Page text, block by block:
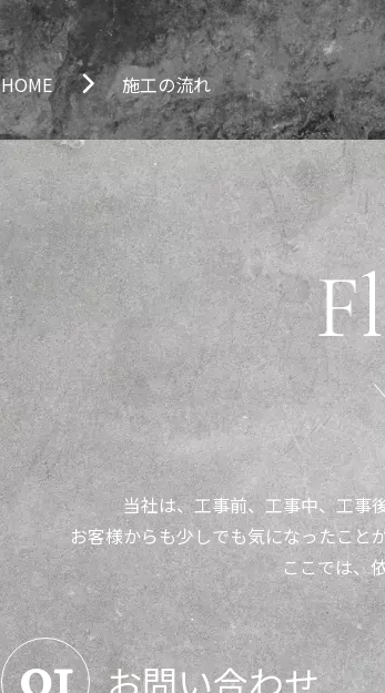
HOME 施工の流れ
Fl
当社は、工事前、工事中、工事
お客様からも少しでも気になったこと
ここでは、
01 お問い合わせ